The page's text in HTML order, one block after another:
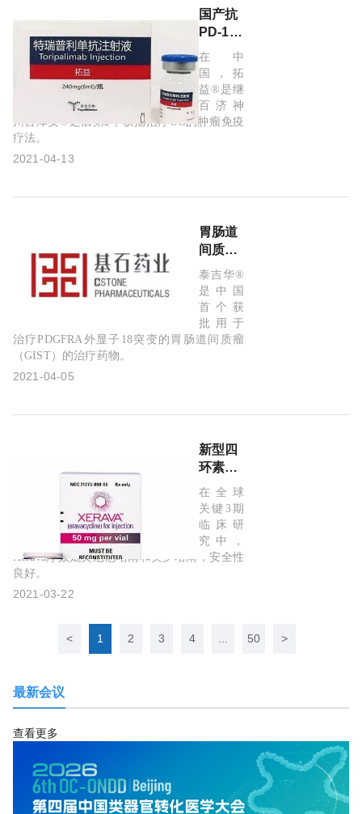
癌!
国产抗
PD-1疗
法！君
实生物
特瑞普
利单抗
(拓益®)
疗尿路
上皮癌
在中
国，拓
益®是继
百济神
州百泽安®之后第2个获批治疗UC的肿瘤免疫
疗法。
2021-04-13
胃肠道
间质瘤
(GIST)
靶向新
药！基
石药业
泰吉华
泰吉华®
是中国
首个获
批用于
治疗PDGFRA外显子18突变的胃肠道间质瘤
（GIST）的治疗药物。
2021-04-05
新型四
环素！
云顶新
耀
Xerava(依
拉环素)
获国家
腔感染
在全球
关键3期
临床研
究中，
Xerava疗效媲美厄他培南和美罗培南，安全性
良好。
2021-03-22
< 1 2 3 4 50 >
最新会议
查看更多